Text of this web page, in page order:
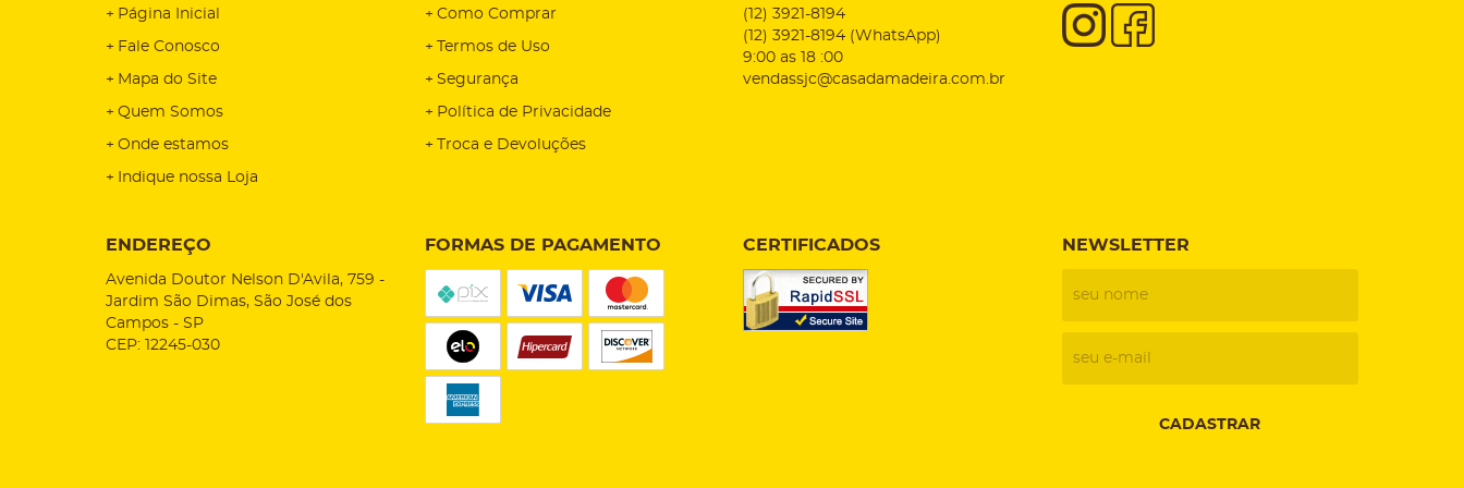
Página Inicial
Fale Conosco
Mapa do Site
Quem Somos
Onde estamos
Indique nossa Loja
Como Comprar
Termos de Uso
Segurança
Política de Privacidade
Troca e Devoluções
(12) 3921-8194
(12) 3921-8194 (WhatsApp)
9:00 as 18 :00
vendassjc@casadamadeira.com.br
ENDEREÇO
Avenida Doutor Nelson D'Avila, 759 -
Jardim São Dimas, São José dos
Campos - SP
CEP: 12245-030
FORMAS DE PAGAMENTO CERTIFICADOS NEWSLETTER
CADASTRAR